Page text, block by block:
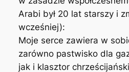
Arabi był 20 lat starszy i
wcześniej):
Moje serce zawiera w
zarówno pastwisko dla
jak i klasztor